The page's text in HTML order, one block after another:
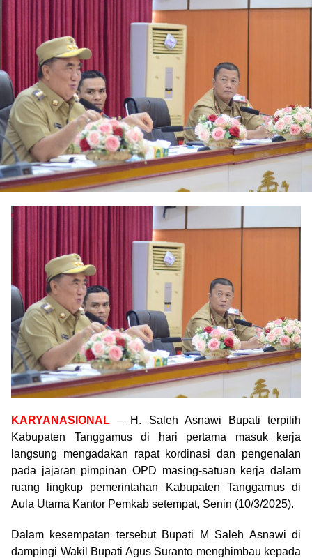
KARYANASIONAL – H. Saleh Asnawi Bupati terpilih
Kabupaten Tanggamus di hari pertama masuk kerja
langsung mengadakan rapat kordinasi dan pengenalan
pada jajaran pimpinan OPD masing-satuan kerja dalam
ruang lingkup pemerintahan Kabupaten Tanggamus di
Aula Utama Kantor Pemkab setempat, Senin (10/3/2025).
Dalam kesempatan tersebut Bupati M Saleh Asnawi di
dampingi Wakil Bupati Agus Suranto menghimbau kepada